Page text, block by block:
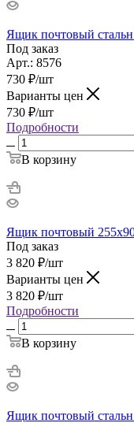
Ящик почтовый
Под заказ
Арт.: 8576
730 ₽/шт
Варианты цен
730 ₽/шт
Подробности
В корзину
Ящик почтовый
Под заказ
3 820 ₽/шт
Варианты цен
3 820 ₽/шт
Подробности
В корзину
Ящик почтовый